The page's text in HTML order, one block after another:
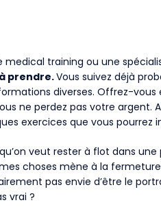
medical training ou une
prendre.Vous suivez déjà
diverses. Offrez-
ne perdez pas votre argent.
exercices que vous
veut rester à flot dans
choses mène à la
pas envie d’être le
vrai ?